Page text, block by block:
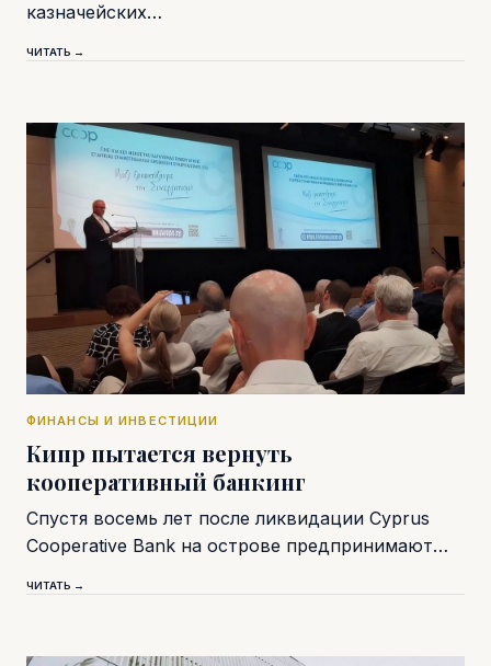
казначейских…
ЧИТАТЬ →
ФИНАНСЫ И ИНВЕСТИЦИИ
Кипр пытается вернуть
кооперативный банкинг
Спустя восемь лет после ликвидации Cyprus
Cooperative Bank на острове предпринимают…
ЧИТАТЬ →